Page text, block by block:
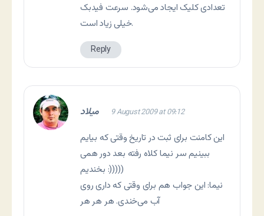
تعدادی کلیک ایجاد می‌شود. سرعت فیدبک
خیلی زیاد است.
Reply
میلاد 9 August 2009 at 09:12
این کامنت برای ثبت در تاریخ وقتی که بیایم
ببینیم سر نیما کلاه رفته بعد دور همی
بخندیم :)))))
نیما: این جواب هم برای وقتی که داری روی
آب می‌خندی. هر هر هر